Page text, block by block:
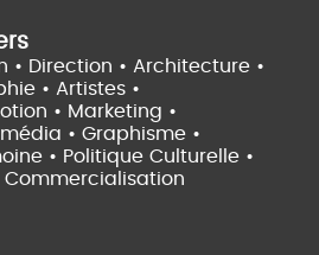
• Direction • Architecture •
• Artistes •
• Marketing •
• Graphisme •
• Politique Culturelle •
Commercialisation